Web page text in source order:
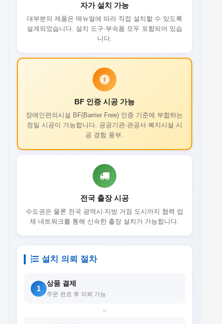
자가 설치 가능
대부분의 제품은 매뉴얼에 따라 직접 설치할 수 있도록
설계되었습니다. 설치 도구·부속품 모두 포함되어 있습
니다.
BF 인증 시공 가능
장애인편의시설 BF(Barrier Free) 인증 기준에 부합하는
정밀 시공이 가능합니다. 공공기관·관공서·복지시설 시
공 경험 풍부.
전국 출장 시공
수도권은 물론 전국 광역시·지방 거점 도시까지 협력 업
체 네트워크를 통해 신속한 출장 설치가 가능합니다.
설치 의뢰 절차
1
상품 결제
주문 완료 후 의뢰 가능
›